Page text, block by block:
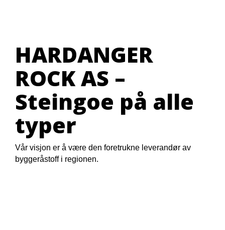
HARDANGER
ROCK AS –
Steingoe på alle
typer
Vår visjon er å være den foretrukne leverandør av
byggeråstoff i regionen.